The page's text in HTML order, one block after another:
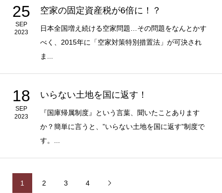
25
SEP
2023
空家の固定資産税が6倍に！？
日本全国増え続ける空家問題…その問題をなんとかす
べく、2015年に「空家対策特別措置法」が可決され
ま...
18
SEP
2023
いらない土地を国に返す！
『国庫帰属制度』という言葉、聞いたことあります
か？簡単に言うと、”いらない土地を国に返す”制度で
す。...
1 2 3 4 